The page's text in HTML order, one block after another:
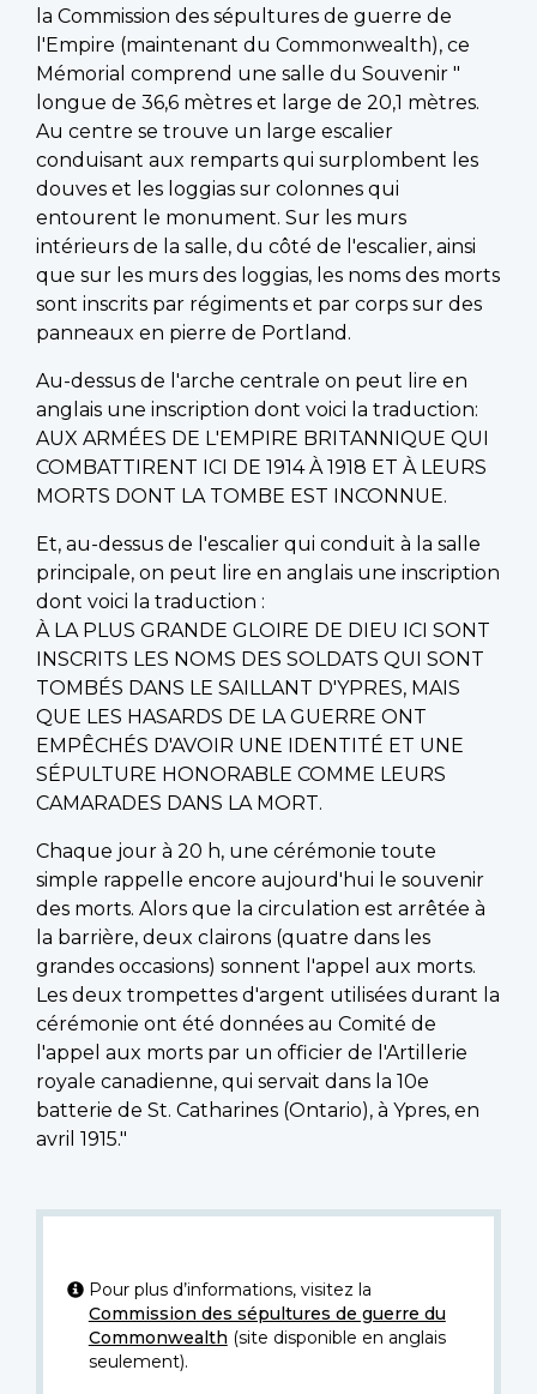
la Commission des sépultures de guerre de
l'Empire (maintenant du Commonwealth), ce
Mémorial comprend une salle du Souvenir "
longue de 36,6 mètres et large de 20,1 mètres.
Au centre se trouve un large escalier
conduisant aux remparts qui surplombent les
douves et les loggias sur colonnes qui
entourent le monument. Sur les murs
intérieurs de la salle, du côté de l'escalier, ainsi
que sur les murs des loggias, les noms des morts
sont inscrits par régiments et par corps sur des
panneaux en pierre de Portland.
Au-dessus de l'arche centrale on peut lire en
anglais une inscription dont voici la traduction:
AUX ARMÉES DE L'EMPIRE BRITANNIQUE QUI
COMBATTIRENT ICI DE 1914 À 1918 ET À LEURS
MORTS DONT LA TOMBE EST INCONNUE.
Et, au-dessus de l'escalier qui conduit à la salle
principale, on peut lire en anglais une inscription
dont voici la traduction :
À LA PLUS GRANDE GLOIRE DE DIEU ICI SONT
INSCRITS LES NOMS DES SOLDATS QUI SONT
TOMBÉS DANS LE SAILLANT D'YPRES, MAIS
QUE LES HASARDS DE LA GUERRE ONT
EMPÊCHÉS D'AVOIR UNE IDENTITÉ ET UNE
SÉPULTURE HONORABLE COMME LEURS
CAMARADES DANS LA MORT.
Chaque jour à 20 h, une cérémonie toute
simple rappelle encore aujourd'hui le souvenir
des morts. Alors que la circulation est arrêtée à
la barrière, deux clairons (quatre dans les
grandes occasions) sonnent l'appel aux morts.
Les deux trompettes d'argent utilisées durant la
cérémonie ont été données au Comité de
l'appel aux morts par un officier de l'Artillerie
royale canadienne, qui servait dans la 10e
batterie de St. Catharines (Ontario), à Ypres, en
avril 1915."
Pour plus d’informations, visitez la
Commission des sépultures de guerre du
Commonwealth (site disponible en anglais
seulement).